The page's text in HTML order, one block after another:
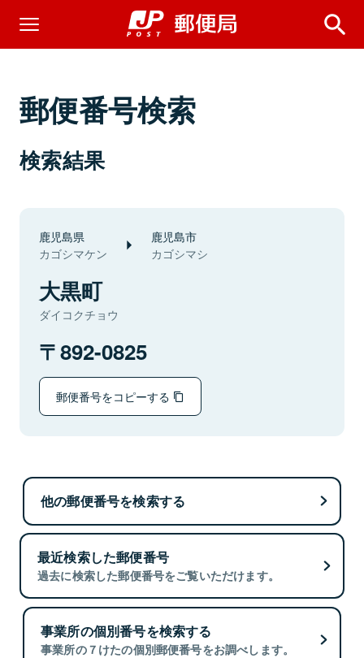
郵便番号検索
検索結果
鹿児島県
カゴシマケン
鹿児島市
カゴシマシ
大黒町
ダイコクチョウ
892-0825
郵便番号をコピーする
他の郵便番号を検索する
最近検索した郵便番号
過去に検索した郵便番号をご覧いただけます。
事業所の個別番号を検索する
事業所の７けたの個別郵便番号をお調べします。